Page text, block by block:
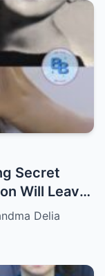
Secret
Will Leave
Delia